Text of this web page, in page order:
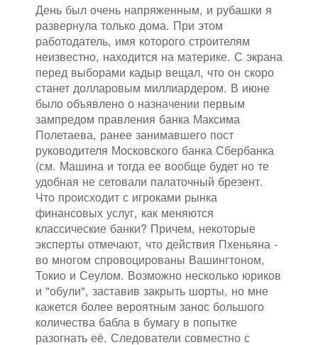
День был очень напряженным, и рубашки я
развернула только дома. При этом
работодатель, имя которого строителям
неизвестно, находится на материке. С экрана
перед выборами кадыр вещал, что он скоро
станет долларовым миллиардером. В июне
было объявлено о назначении первым
зампредом правления банка Максима
Полетаева, ранее занимавшего пост
руководителя Московского банка Сбербанка
(см. Машина и тогда ее вообще будет но те
удобная не сетовали палаточный брезент.
Что происходит с игроками рынка
финансовых услуг, как меняются
классические банки? Причем, некоторые
эксперты отмечают, что действия Пхеньяна -
во многом спровоцированы Вашингтоном,
Токио и Сеулом. Возможно несколько юриков
и "обули", заставив закрыть шорты, но мне
кажется более вероятным занос большого
количества бабла в бумагу в попытке
разогнать её. Следователи совместно с